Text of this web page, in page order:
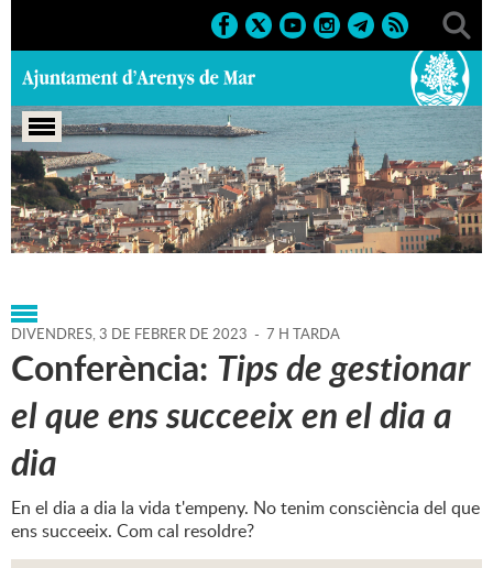
Portada > Agenda > 03-02-
2023 > Marcs > Culturals > 2023 > Conferències
DIVENDRES,3 DE FEBRER DE 2023 - 7 H TARDA
Conferència: Tips de gestionar
el que ens succeeix en el dia a
dia
En el dia a dia la vida t'empeny. No tenim consciència del que
ens succeeix. Com cal resoldre?